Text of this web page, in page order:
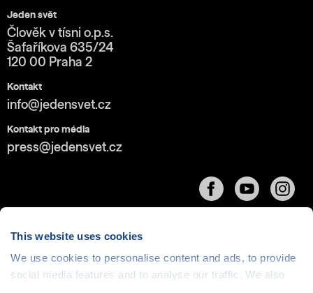
This website uses cookies
We use cookies to personalise content and ads, to provide
social media features and to analyse our traffic. We also
Jeden svět
Člověk v tísni o.p.s.
Šafaříkova 635/24
120 00 Praha 2
Kontakt
info@jedensvet.cz
Kontakt pro média
press@jedensvet.cz
Cookies| © 1999-2026 Člověk v tísni o.p.s., web běží